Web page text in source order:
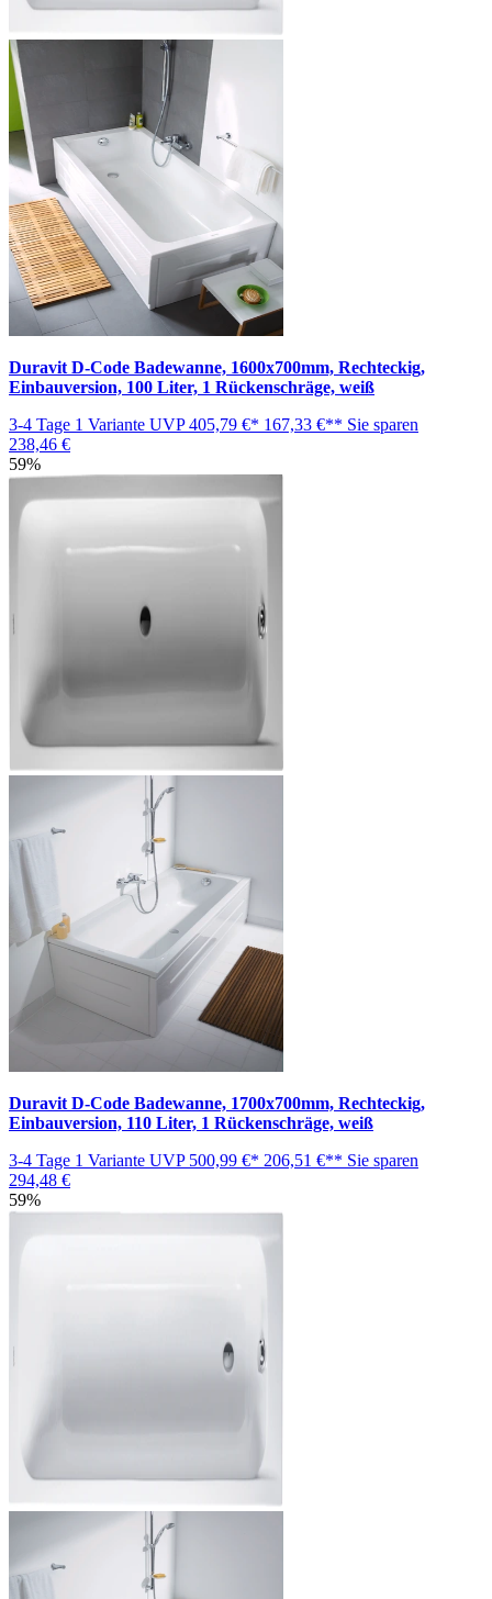
Duravit D-Code Badewanne, 1600x700mm, Rechteckig,
Einbauversion, 100 Liter, 1 Rückenschräge, weiß
3-4 Tage 1 Variante UVP405,79 €* 167,33 €** Sie sparen
238,46 €
59%
Duravit D-Code Badewanne, 1700x700mm, Rechteckig,
Einbauversion, 110 Liter, 1 Rückenschräge, weiß
3-4 Tage 1 Variante UVP 500,99 €* 206,51 €** Sie sparen
294,48 €
59%